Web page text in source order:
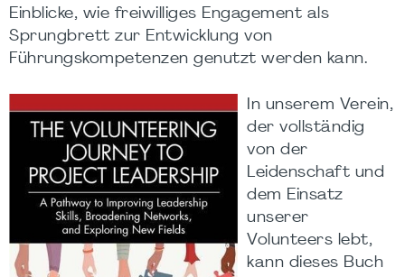
Einblicke, wie freiwilliges Engagement als
Sprungbrett zur Entwicklung von
Führungskompetenzen genutzt werden kann.
In unserem Verein,
der vollständig
von der
Leidenschaft und
dem Einsatz
unserer
Volunteers lebt,
kann dieses Buch